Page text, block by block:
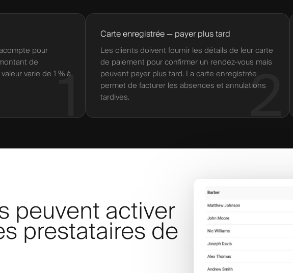
1
pour
de
varie de 1 % à
2
Carte enregistrée — payer plus tard
Les clients doivent fournir les détails de leur carte
de paiement pour confirmer un rendez-vous mais
peuvent payer plus tard. La carte enregistrée
permet de facturer les absences et annulations
tardives.
peuvent activer
prestataires de